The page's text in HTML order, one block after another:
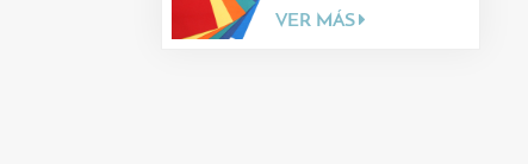
VER MÁS